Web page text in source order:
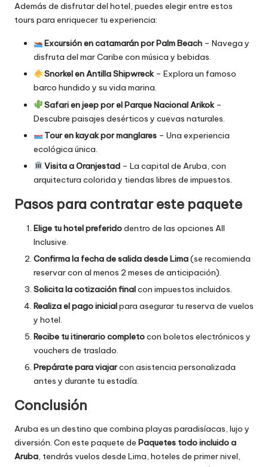
Además de disfrutar del hotel, puedes elegir entre estos
tours para enriquecer tu experiencia:
Excursión en catamarán por Palm Beach – Navega y
disfruta del mar Caribe con música y bebidas.
Snorkel en Antilla Shipwreck– Explora un famoso
barco hundido y su vida marina.
Safari en jeep por el Parque Nacional Arikok–
Descubre paisajes desérticos y cuevas naturales.
Tour en kayak por manglares – Una experiencia
ecológica única.
Visita a Oranjestad – La capital de Aruba, con
arquitectura colorida y tiendas libres de impuestos.
Pasos para contratar este paquete
Elige tu hotel preferidodentro de las opciones All
Inclusive.
Confirma la fecha de salida desde Lima(se recomienda
reservar con al menos 2 meses de anticipación).
Solicita la cotización finalcon impuestos incluidos.
Realiza el pago inicialpara asegurar tu reserva de vuelos
y hotel.
Recibe tu itinerario completocon boletos electrónicos y
vouchers de traslado.
Prepárate para viajarcon asistencia personalizada
antes y durante tu estadía.
Conclusión
Aruba es un destino que combina playas paradisíacas, lujo y
diversión. Con este paquete de Paquetes todo incluido a
Aruba, tendrás vuelos desde Lima, hoteles de primer nivel,